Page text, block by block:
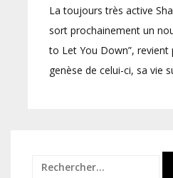
La toujours très active
sort prochainement un
to Let You Down”, revient
genèse de celui-ci, sa vie
Rechercher :